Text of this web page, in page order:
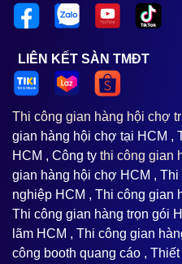
LIÊN KẾT SÀN TMĐT
Thi công gian hàng hội chợ
gian hàng hội chợ tại HCM ,
HCM , Công ty thi công gian
gian hàng hội chợ HCM ,
nghiệp HCM , Thi công gian
Thi công gian hàng trọn gói
lãm HCM , Thi công gian
công booth quang cáo ,